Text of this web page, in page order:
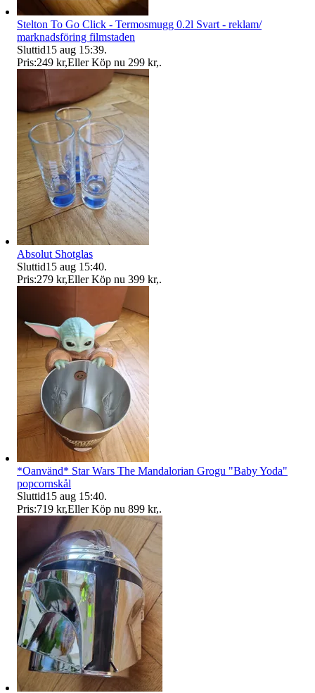
Stelton To Go Click - Termosmugg 0.2l Svart - reklam/
marknadsföring filmstaden
Sluttid15 aug 15:39.
Pris:249 kr,Eller Köp nu 299 kr,.
Absolut Shotglas
Sluttid15 aug 15:40.
Pris:279 kr,Eller Köp nu 399 kr,.
*Oanvänd* Star Wars The Mandalorian Grogu "Baby Yoda"
popcornskål
Sluttid15 aug 15:40.
Pris:719 kr,Eller Köp nu 899 kr,.